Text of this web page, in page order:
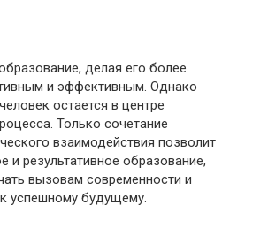
делая его более
и эффективным. Однако
остается в центре
Только сочетание
взаимодействия позволит
и результативное образование,
вызовам современности и
успешному будущему.